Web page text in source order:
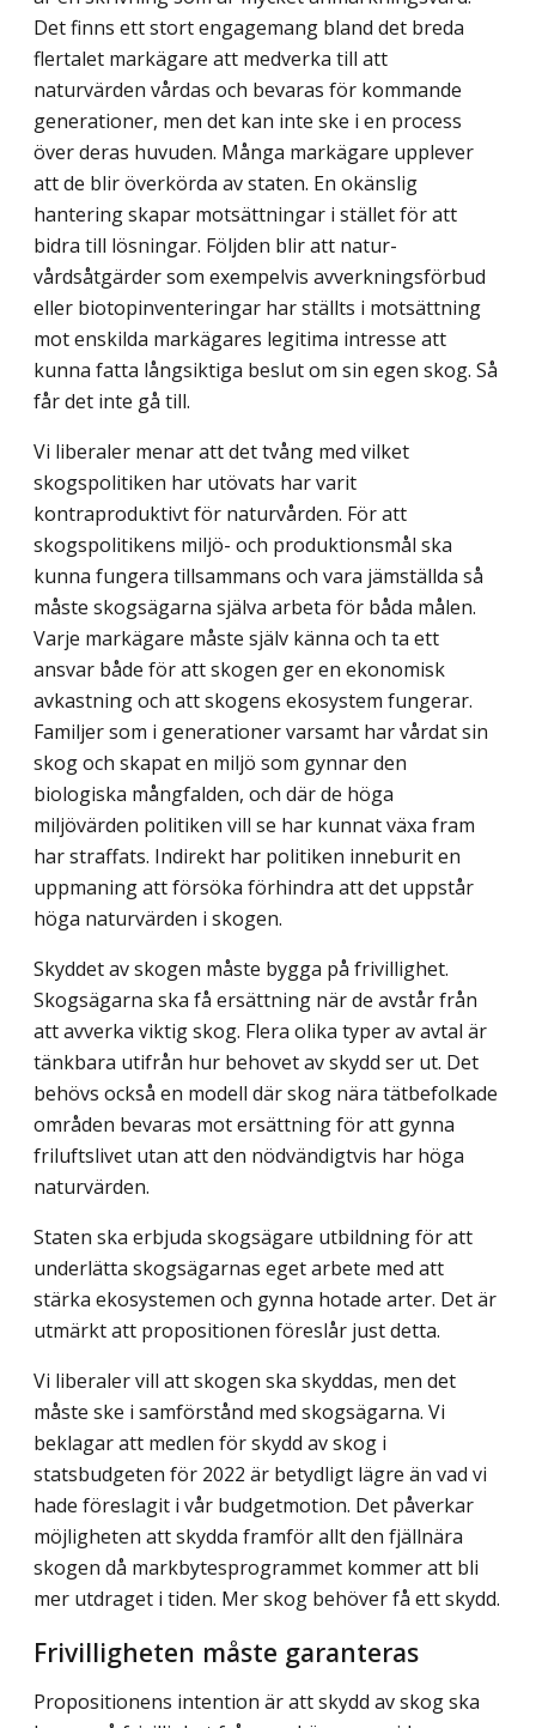
Det finns ett stort engagemang bland det breda
flertalet markägare att medverka till att
naturvärden vårdas och bevaras för kommande
generationer, men det kan inte ske i en process
över deras huvuden. Många markägare upplever
att de blir överkörda av staten. En okänslig
hantering skapar motsättningar i stället för att
bidra till lösningar. Följden blir att natur­
vårdsåtgärder som exempelvis avverkningsförbud
eller biotopinventeringar har ställts i motsättning
mot enskilda markägares legitima intresse att
kunna fatta långsiktiga beslut om sin egen skog. Så
får det inte gå till.
Vi liberaler menar att det tvång med vilket
skogspolitiken har utövats har varit
kontraproduktivt för naturvården. För att
skogspolitikens miljö- och produktionsmål ska
kunna fungera tillsammans och vara jämställda så
måste skogsägarna själva arbeta för båda målen.
Varje markägare måste själv känna och ta ett
ansvar både för att skogen ger en ekonomisk
avkastning och att skogens ekosystem fungerar.
Familjer som i generatio­ner varsamt har vårdat sin
skog och skapat en miljö som gynnar den
biologiska mång­falden, och där de höga
miljövärden politiken vill se har kunnat växa fram
har straffats. Indirekt har politiken inneburit en
uppmaning att försöka förhindra att det uppstår
höga naturvärden i skogen.
Skyddet av skogen måste bygga på frivillighet.
Skogsägarna ska få ersättning när de avstår från
att avverka viktig skog. Flera olika typer av avtal är
tänkbara utifrån hur be­hovet av skydd ser ut. Det
behövs också en modell där skog nära tätbefolkade
områden bevaras mot ersättning för att gynna
friluftslivet utan att den nödvändigtvis har höga
naturvärden.
Staten ska erbjuda skogsägare utbildning för att
underlätta skogsägarnas eget arbete med att
stärka ekosystemen och gynna hotade arter. Det är
utmärkt att propositionen föreslår just detta.
Vi liberaler vill att skogen ska skyddas, men det
måste ske i samförstånd med skogs­ägarna. Vi
beklagar att medlen för skydd av skog i
statsbudgeten för 2022 är betydligt lägre än vad vi
hade föreslagit i vår budgetmotion. Det påverkar
möjligheten att skydda framför allt den fjällnära
skogen då markbytesprogrammet kommer att bli
mer utdraget i tiden. Mer skog behöver få ett skydd.
Frivilligheten måste garanteras
Propositionens intention är att skydd av skog ska